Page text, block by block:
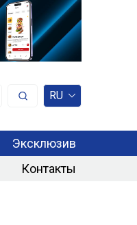
RU
Эксклюзив
Контакты